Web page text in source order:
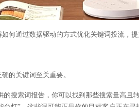
何通过数据驱动的方式优化关键词投流，提
的关键词至关重要。
搜索词报告，你可以找到那些搜索量高且